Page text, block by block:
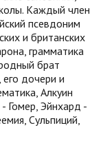
Каждый член
псевдоним
и британских
грамматика
брат
дочери и
Алкуин
Гомер, Эйнхард -
Сульпиций,